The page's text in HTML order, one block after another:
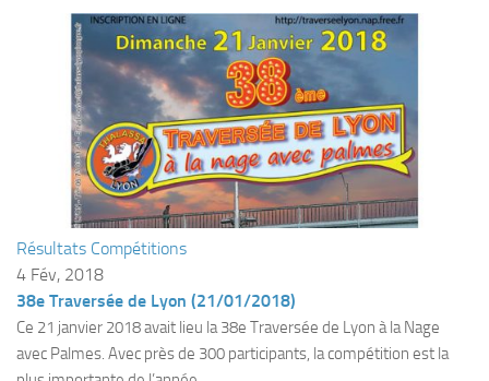
BIO SUB
Environnement et Biologie Sub
Formations
Lac Merveilleux
AUDIOVISUEL
Photo
Peinture
NAGE
NAP / NEV
Résultats Compétitions
4 Fév, 2018
38e Traversée de Lyon (21/01/2018)
Ce 21 janvier 2018 avait lieu la 38e Traversée de Lyon à la Nage
avec Palmes. Avec près de 300 participants, la compétition est la